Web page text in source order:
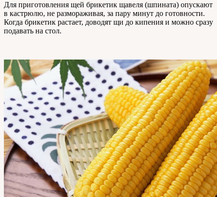
Для приготовления щей брикетик щавеля (шпината) опускают
в кастрюлю, не размораживая, за пару минут до готовности.
Когда брикетик растает, доводят щи до кипения и можно сразу
подавать на стол.